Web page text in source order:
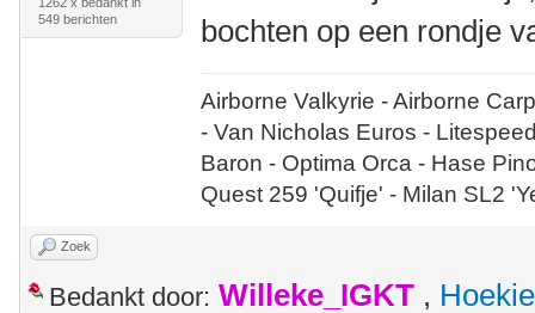
549 berichten
bochten op een rondje
Airborne Valkyrie - Airborne
- Van Nicholas Euros -
Baron - Optima Orca - Hase
Quest 259 'Quifje' - Milan SL2
Zoek
Bedankt door: Willeke_IGKT , Hoekie